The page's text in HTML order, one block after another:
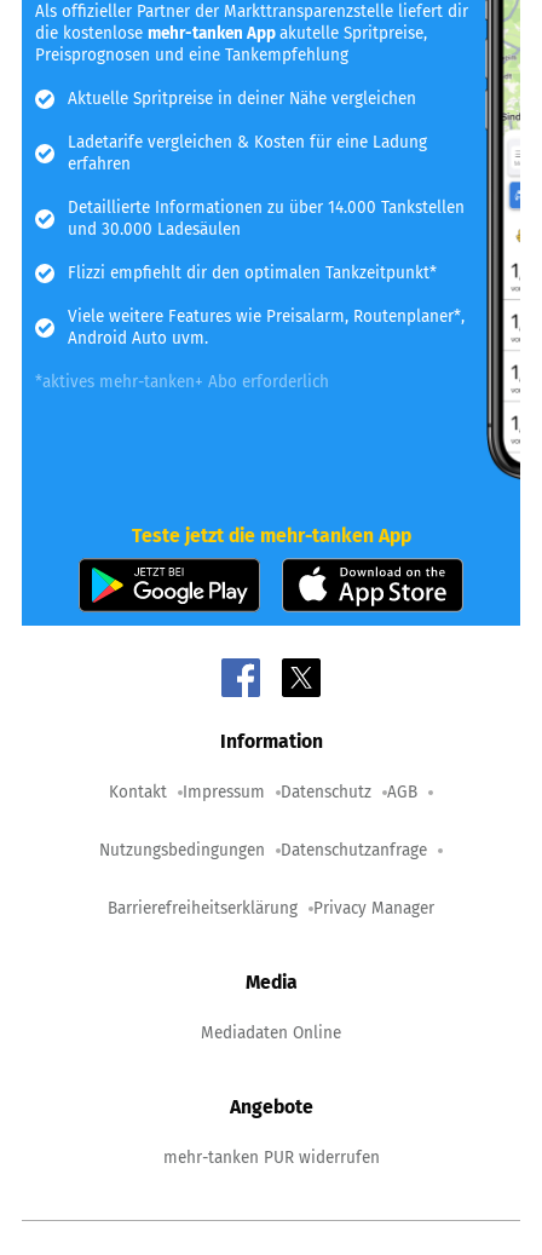
Als offizieller Partner der Markttransparenzstelle liefert dir
die kostenlosemehr-tanken Appakutelle Spritpreise,
Preisprognosen und eine Tankempfehlung
Aktuelle Spritpreise in deiner Nähe vergleichen
Ladetarife vergleichen & Kosten für eine Ladung
erfahren
Detaillierte Informationen zu über 14.000 Tankstellen
und 30.000 Ladesäulen
Flizzi empfiehlt dir den optimalen Tankzeitpunkt*
Viele weitere Features wie Preisalarm, Routenplaner*,
Android Auto uvm.
*aktives mehr-tanken+ Abo erforderlich
Teste jetzt die mehr-tanken App
Information
Kontakt Impressum Datenschutz AGB
Nutzungsbedingungen Datenschutzanfrage
Barrierefreiheitserklärung Privacy Manager
Media
Mediadaten Online
Angebote
mehr-tanken PUR widerrufen